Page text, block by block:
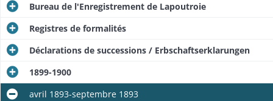
Bureau de l'Enregistrement de Lapoutroie
Registres de formalités
Déclarations de successions / Erbschaftserklarungen
1899-1900
avril 1893-septembre 1893